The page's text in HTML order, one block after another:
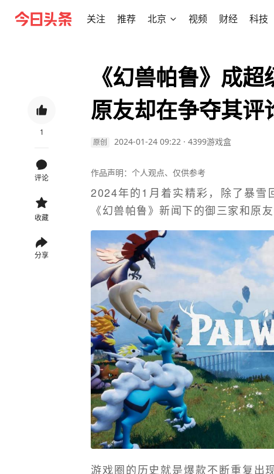
关注 推荐 北京 视频 财经 科技
1
评论
收藏
分享
《幻兽帕鲁》成
原友却在争夺其评
原创 2024-01-24 09:22 · 4399游戏盒
作品声明：个人观点、仅供参考
2024年的1月着实精彩，除了暴雪
《幻兽帕鲁》新闻下的御三家和原友
游戏圈的历史就是爆款不断重复出